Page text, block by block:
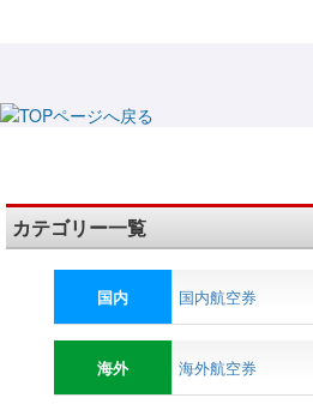
カテゴリー一覧
国内 国内航空券
海外 海外航空券